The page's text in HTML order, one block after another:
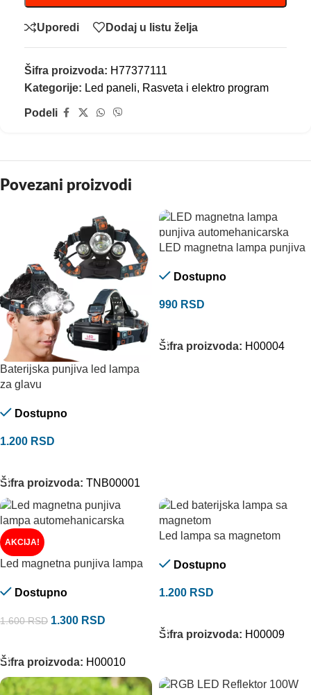
Uporedi Dodaj u listu želja
Šifra proizvoda: H77377111
Kategorije: Led paneli, Rasveta i elektro program
Podeli
Povezani proizvodi
Baterijska punjiva led lampa
za glavu
Dostupno
1.200 RSD
Šifra proizvoda: TNB00001
LED magnetna lampa punjiva
Dostupno
990 RSD
Šifra proizvoda: H00004
AKCIJA!
Led magnetna punjiva lampa
Dostupno
1.600RSD 1.300 RSD
Šifra proizvoda: H00010
Led lampa sa magnetom
Dostupno
1.200 RSD
Šifra proizvoda: H00009